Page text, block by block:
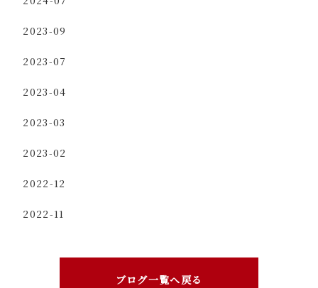
2023-09
2023-07
2023-04
2023-03
2023-02
2022-12
2022-11
ブログ一覧へ戻る